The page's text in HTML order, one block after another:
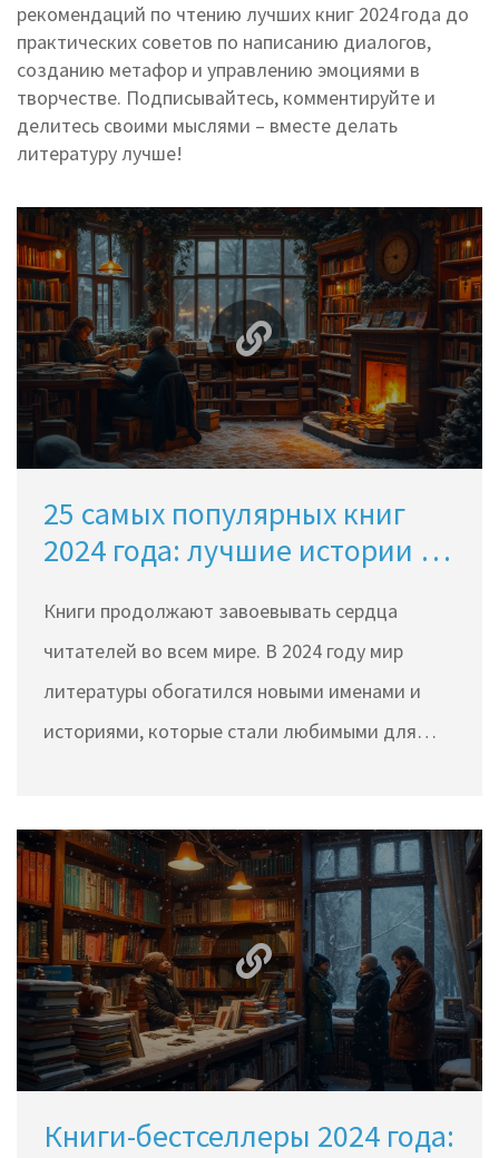
рекомендаций по чтению лучших книг 2024 года до
практических советов по написанию диалогов,
созданию метафор и управлению эмоциями в
творчестве. Подписывайтесь, комментируйте и
делитесь своими мыслями – вместе делать
литературу лучше!
25 самых популярных книг
2024 года: лучшие истории и
Книги продолжают завоевывать сердца
читателей во всем мире. В 2024 году мир
литературы обогатился новыми именами и
историями, которые стали любимыми для
году, а также предлагает интересные факты о
них и советы по выбору. Узнайте, что стоит
почитать, чтобы не отставать от трендов.
Окунитесь в мир современных бестселлеров и
их авторов.
Книги-бестселлеры 2024 года: